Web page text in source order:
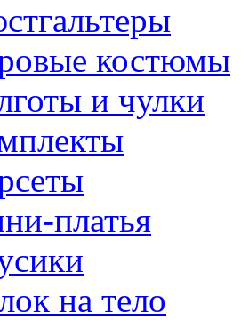
костюмы
и чулки
платья
на тело